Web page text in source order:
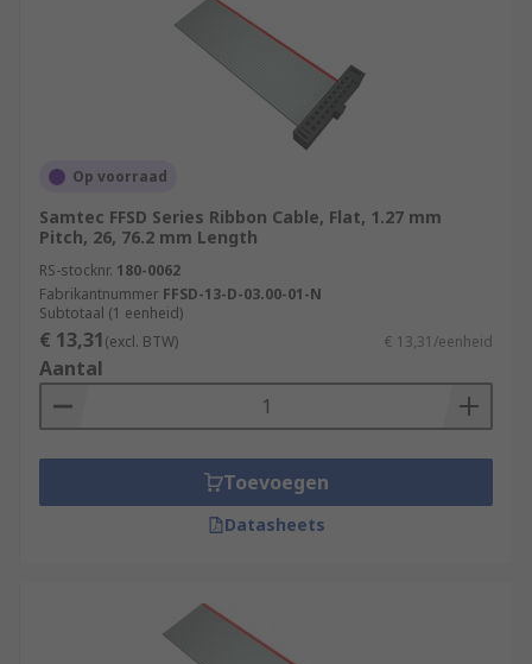
Op voorraad
Samtec FFSD Series Ribbon Cable, Flat, 1.27 mm
Pitch, 26, 76.2 mm Length
RS-stocknr. 180-0062
Fabrikantnummer FFSD-13-D-03.00-01-N
Subtotaal (1 eenheid)
€ 13,31(excl. BTW) € 13,31/eenheid
Aantal
Toevoegen
Datasheets